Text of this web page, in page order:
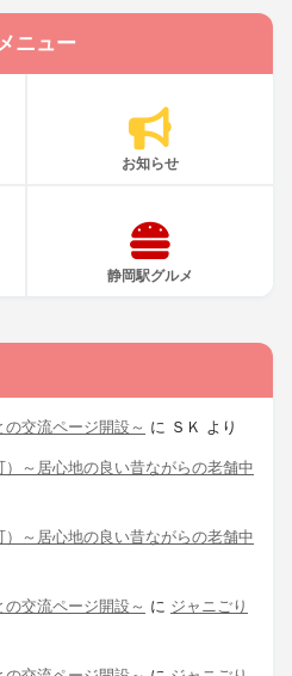
メニュー
お知らせ
静岡駅グルメ
交流ページ開設～ に ＳＫ より
～居心地の良い昔ながらの老舗中
～居心地の良い昔ながらの老舗中
交流ページ開設～ に ジャニごり